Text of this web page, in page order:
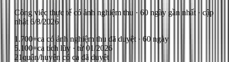
Công việc thực tế có ảnh nghiệm thu · 60 ngày gần nhất · cập
nhật 6/8/2026
1.700+ca có ảnh nghiệm thu đã duyệt · 60 ngày
5.100+ca tích lũy · từ 01/2026
21quận/huyện có ca đã duyệt